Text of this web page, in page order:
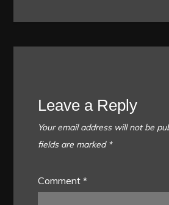
Leave a Reply
Your email address will not be
fields are marked *
Comment*